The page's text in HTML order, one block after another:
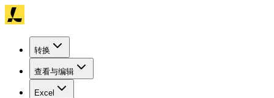
转换
查看与编辑
Excel